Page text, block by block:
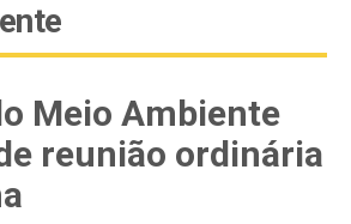
Meio Ambiente
reunião ordinária